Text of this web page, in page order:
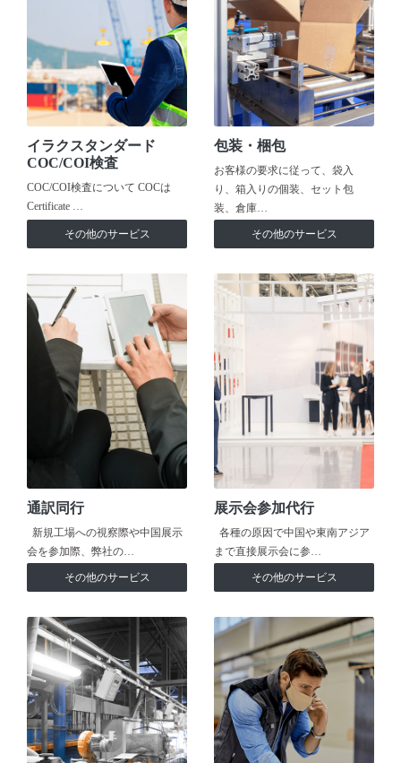
イラクスタンダード
COC/COI検査
COC/COI検査について COCは
Certificate …
その他のサービス
包装・梱包
お客様の要求に従って、袋入
り、箱入りの個装、セット包
装、倉庫…
その他のサービス
通訳同行
新規工場への視察際や中国展示
会を参加際、弊社の…
その他のサービス
展示会参加代行
各種の原因で中国や東南アジア
まで直接展示会に参…
その他のサービス